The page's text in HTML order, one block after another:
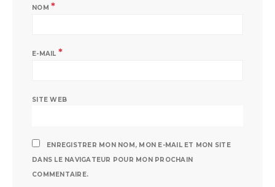
NOM *
E-MAIL *
SITE WEB
ENREGISTRER MON NOM, MON E-MAIL ET MON SITE
DANS LE NAVIGATEUR POUR MON PROCHAIN
COMMENTAIRE.